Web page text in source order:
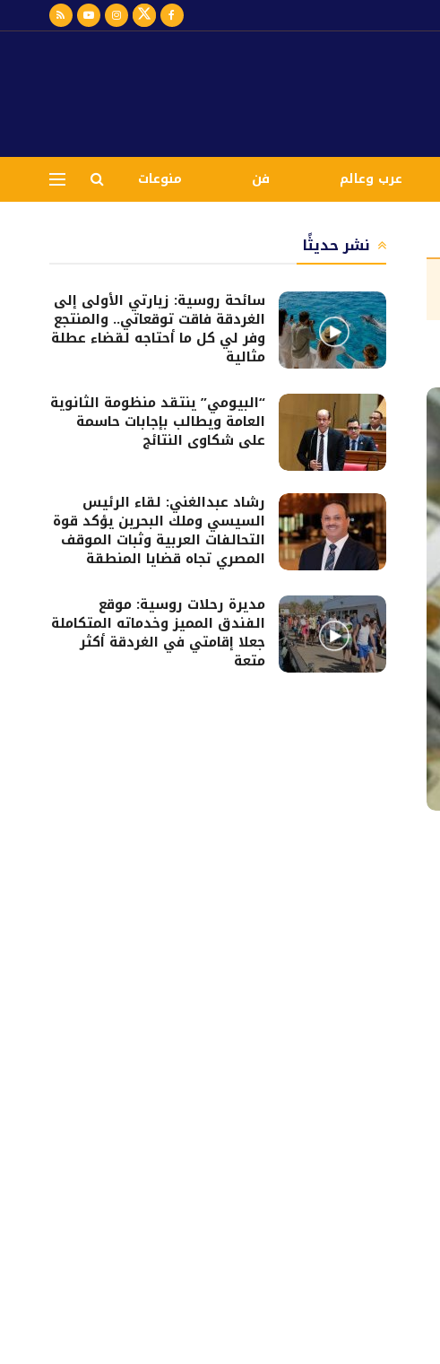
عرب وعالم فن منوعات
نشر حديثًا
سائحة روسية: زيارتي الأولى إلى
الغردقة فاقت توقعاتي.. والمنتجع
وفر لي كل ما أحتاجه لقضاء عطلة
مثالية
“البيومي” ينتقد منظومة الثانوية
العامة ويطالب بإجابات حاسمة
على شكاوى النتائج
رشاد عبدالغني: لقاء الرئيس
السيسي وملك البحرين يؤكد قوة
التحالفات العربية وثبات الموقف
المصري تجاه قضايا المنطقة
مديرة رحلات روسية: موقع
الفندق المميز وخدماته المتكاملة
جعلا إقامتي في الغردقة أكثر
متعة